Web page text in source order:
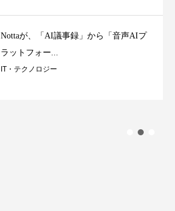
Nottaが、「AI議事録」から「音声AIプ
ラットフォー...
IT・テクノロジー